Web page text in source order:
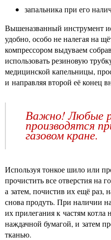
запальника при его
Вышеназванный инструмент
удобно, особо не налегая на
компрессором выдуваем
использовать резиновую
медицинской капельницы,
и направляя второй её конец
Важно! Любые
производятся
газовом кране.
Используя тонкое шило или
прочистить все отверстия на
а затем, почистив их ещё раз,
снова продуть. При наличии
их прилегания к частям котла
наждачной бумагой, и затем
тканью.